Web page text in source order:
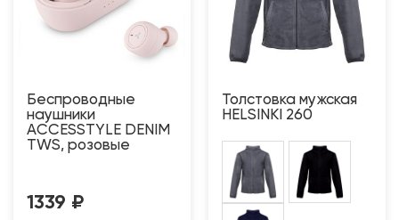
Беспроводные
наушники
ACCESSTYLE DENIM
TWS, розовые
1339 ₽
Толстовка мужская
HELSINKI 260